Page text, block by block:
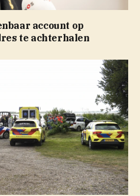
account op
te achterhalen